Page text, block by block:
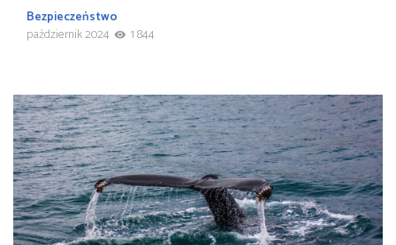
Bezpieczeństwo
październik 2024
1 844